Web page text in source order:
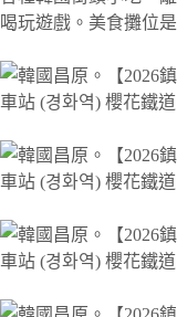
喝玩遊戲。美食攤位